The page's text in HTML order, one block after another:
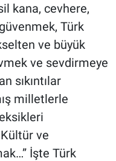
kana, cevhere,
Türk
ve büyük
ve sevdirmeye
sıkıntılar
milletlerle
ve
İşte Türk